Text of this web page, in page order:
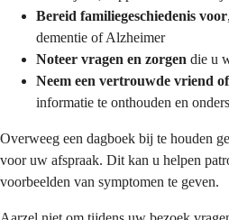
Bereid familiegeschiedenis voor
dementie of Alzheimer
Noteer vragen en zorgen die u
Neem een vertrouwde vriend
informatie te onthouden en
Overweeg een dagboek bij te houden
voor uw afspraak. Dit kan u helpen
voorbeelden van symptomen te geven.